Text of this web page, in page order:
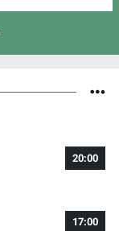
20:00
17:00